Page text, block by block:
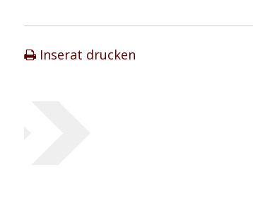
Inserat drucken